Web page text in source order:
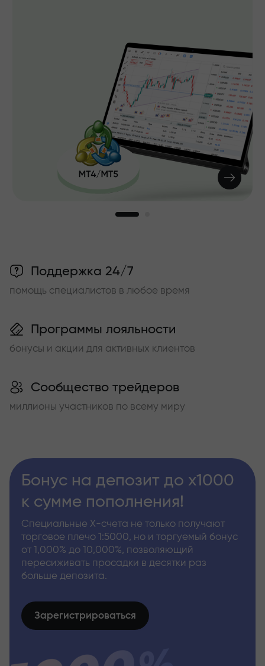
Поддержка 24/7
помощь специалистов в любое время
Программы лояльности
бонусы и акции для активных клиентов
Сообщество трейдеров
миллионы участников по всему миру
Бонус на депозит до х1000
к сумме пополнения!
Специальные Х-счета не только получают
торговое плечо 1:5000, но и торгуемый бонус
от 1,000% до 10,000%, позволяющий
пересиживать просадки в десятки раз
больше депозита.
Зарегистрироваться